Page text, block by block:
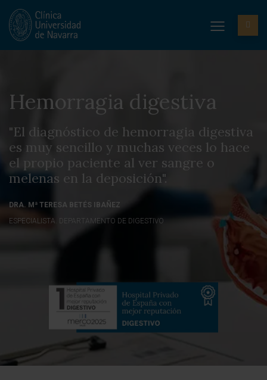
Hemorragia digestiva
"El diagnóstico de hemorragia digestiva
es muy sencillo y muchas veces lo hace
el propio paciente al ver sangre o
melenas en la deposición".
DRA. Mª TERESA BETÉS IBAÑEZ
ESPECIALISTA. DEPARTAMENTO DE DIGESTIVO